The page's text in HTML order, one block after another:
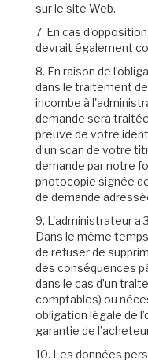
sur le site Web.
7. En cas
devrait également
8. En raison de
dans le traitement
incombe à
demande sera
preuve de votre
d’un scan de votre
demande par notre
photocopie signée
de demande
9. L'administrateur a
Dans le même
de refuser de
des conséquences
dans le cas d’un
comptables) ou
obligation légale de
garantie de
10. Les données